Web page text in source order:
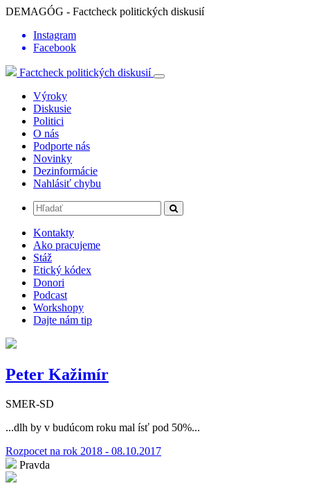
DEMAGÓG - Factcheck politických diskusií
Instagram
Facebook
Factcheck politických diskusií
Výroky
Diskusie
Politici
O nás
Podporte nás
Novinky
Dezinformácie
Nahlásiť chybu
Kontakty
Ako pracujeme
Stáž
Etický kódex
Donori
Podcast
Workshopy
Dajte nám tip
Peter Kažimír
SMER-SD
...dlh by v budúcom roku mal ísť pod 50%...
Rozpocet na rok 2018 - 08.10.2017
Pravda